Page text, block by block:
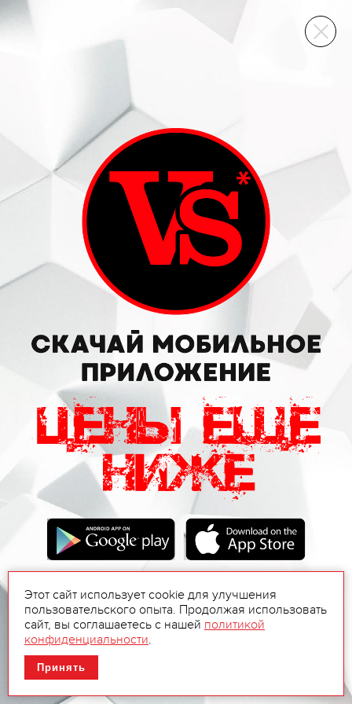
ВИННЫЙ СКЛАД
Этот сайт использует cookie для улучшения
пользовательского опыта. Продолжая использовать
сайт, вы соглашаетесь с нашей политикой
конфиденциальности.
Принять